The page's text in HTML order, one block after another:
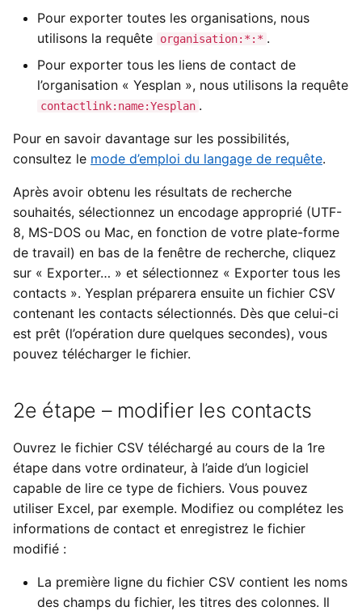
Pour exporter toutes les organisations, nous
utilisons la requête
organisation:*:* .
Pour exporter tous les liens de contact de
l’organisation « Yesplan », nous utilisons la requête
contactlink:name:Yesplan .
Pour en savoir davantage sur les possibilités,
consultez le mode d’emploi du langage de requête.
Après avoir obtenu les résultats de recherche
souhaités, sélectionnez un encodage approprié (UTF-
8, MS-DOS ou Mac, en fonction de votre plate-forme
de travail) en bas de la fenêtre de recherche, cliquez
sur « Exporter… » et sélectionnez « Exporter tous les
contacts ». Yesplan préparera ensuite un fichier CSV
contenant les contacts sélectionnés. Dès que celui-ci
est prêt (l’opération dure quelques secondes), vous
pouvez télécharger le fichier.
2e étape – modifier les contacts
Ouvrez le fichier CSV téléchargé au cours de la 1re
étape dans votre ordinateur, à l’aide d’un logiciel
capable de lire ce type de fichiers. Vous pouvez
utiliser Excel, par exemple. Modifiez ou complétez les
informations de contact et enregistrez le fichier
modifié :
La première ligne du fichier CSV contient les noms
des champs du fichier, les titres des colonnes. Il